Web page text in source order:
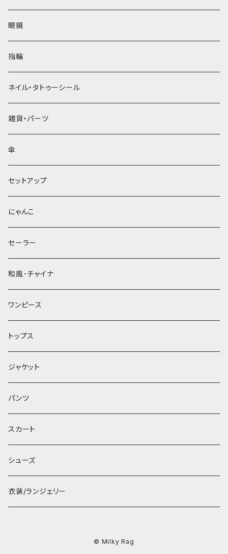
眼鏡
指輪
ネイル・タトゥーシール
雑貨・パーツ
傘
セットアップ
にゃんこ
セーラー
和風･チャイナ
ワンピース
トップス
ジャケット
パンツ
スカート
シューズ
衣装/ランジェリー
© Milky Rag